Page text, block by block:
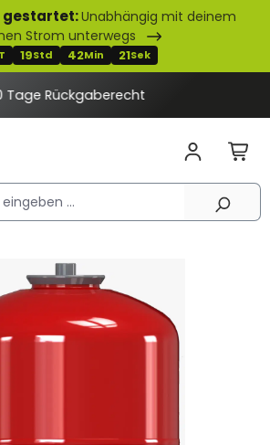
gestartet:Unabhängig mit deinem
Strom unterwegs
19Std 42Min 21Sek
Tage Rückgaberecht